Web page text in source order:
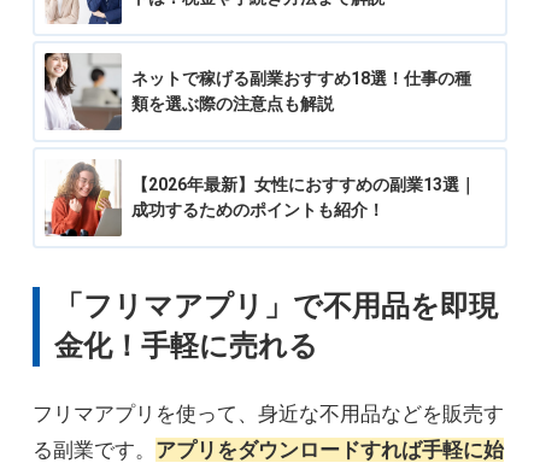
ネットで稼げる副業おすすめ18選！仕事の種
類を選ぶ際の注意点も解説
【2026年最新】女性におすすめの副業13選｜
成功するためのポイントも紹介！
「フリマアプリ」で不用品を即現
金化！手軽に売れる
フリマアプリを使って、身近な不用品などを販売す
る副業です。 アプリをダウンロードすれば手軽に始